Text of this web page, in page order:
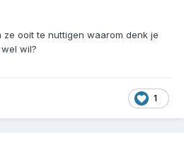
ooit te nuttigen waarom denk je
wil?
1